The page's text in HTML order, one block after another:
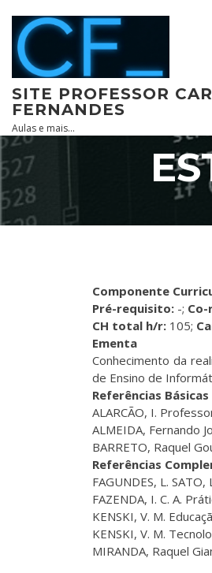
content
SITE PROFESSOR
FERNANDES
Aulas e mais…
Componente
Pré-requisito: -;
CH total h/r: 105;
Ementa
Conhecimento da
de Ensino de
Referências Básicas
ALARCÃO, I.
ALMEIDA, Fernando
BARRETO, Raquel
Referências
FAGUNDES, L.
FAZENDA, I. C. A.
KENSKI, V. M.
KENSKI, V. M.
MIRANDA, Raquel